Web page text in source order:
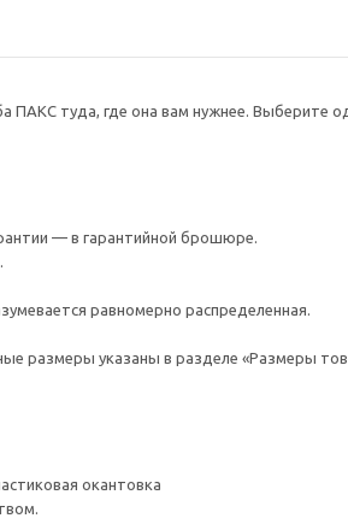
ПАКС туда, где она вам нужнее.
— в гарантийной брошюре.
равномерно распределенная.
размеры указаны в разделе «Размеры
окантовка